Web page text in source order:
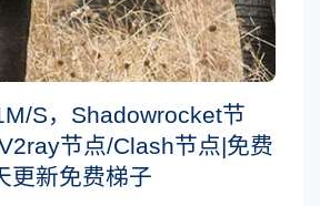
S，Shadowrocket节
节点/Clash节点|免费
更新免费梯子